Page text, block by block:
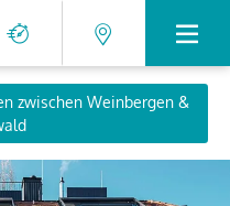
zwischen Weinbergen &